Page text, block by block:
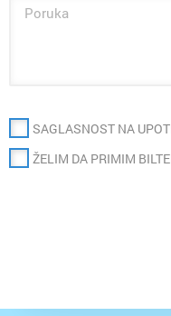
SAGLASNOST NA
ŽELIM DA PRIMIM